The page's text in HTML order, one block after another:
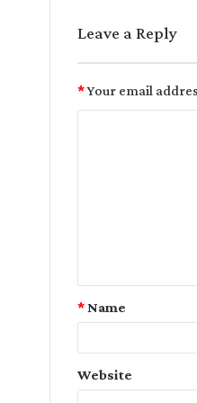
Leave a Reply
Your email
*
Name
*
Website